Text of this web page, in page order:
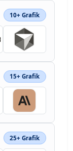
10+ Grafik
15+ Grafik
25+ Grafik